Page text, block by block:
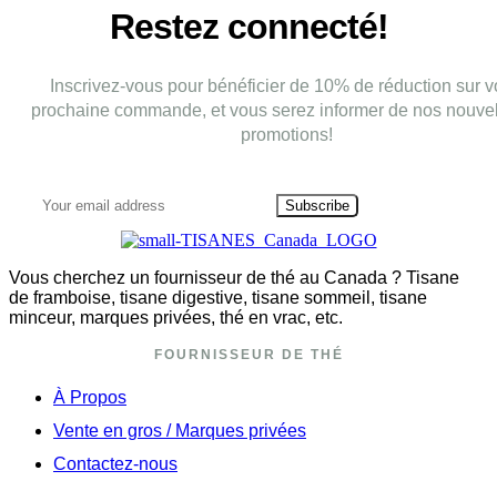
Restez connecté!
Inscrivez-vous pour bénéficier de 10% de réduction sur
prochaine commande, et vous serez informer de nos
promotions!
Subscribe
Vous cherchez un fournisseur de thé au Canada ? Tisane
de framboise, tisane digestive, tisane sommeil, tisane
minceur, marques privées, thé en vrac, etc.
FOURNISSEUR DE THÉ
À Propos
Vente en gros / Marques privées
Contactez-nous